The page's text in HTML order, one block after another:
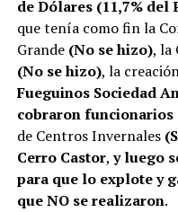
de Dólares (11,7% del
que tenía como fin la
Grande (No se hizo), la
(No se hizo), la
Fueguinos Sociedad
cobraron funcionarios
de Centros Invernales
Cerro Castor,y luego
para que lo explote y
que NO se realizaron.